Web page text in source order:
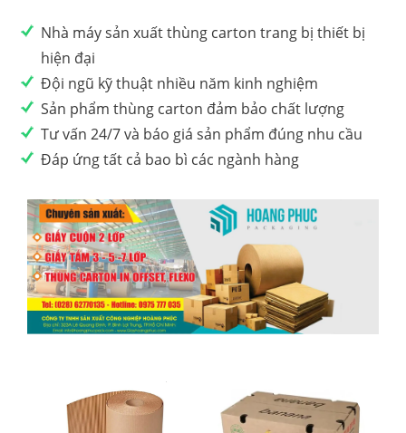
Nhà máy sản xuất thùng carton trang bị thiết bị
hiện đại
Đội ngũ kỹ thuật nhiều năm kinh nghiệm
Sản phẩm thùng carton đảm bảo chất lượng
Tư vấn 24/7 và báo giá sản phẩm đúng nhu cầu
Đáp ứng tất cả bao bì các ngành hàng